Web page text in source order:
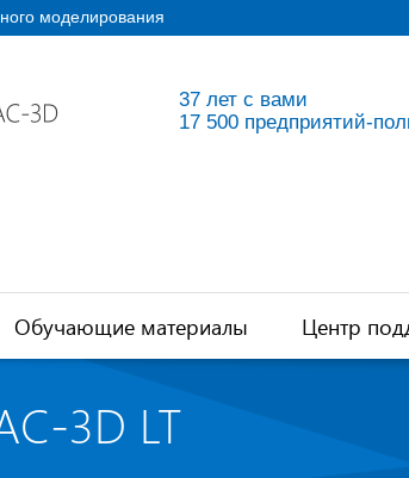
моделирования
37 лет с вами
17 500 предприятий-
Обучающие материалы Центр
3D LT